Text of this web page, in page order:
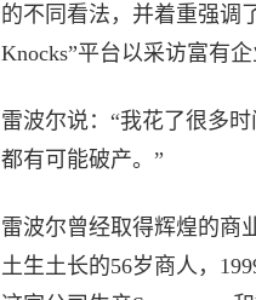
的不同看法，并着重强调
Knocks”平台以采访富有企
雷波尔说：“我花了很多
都有可能破产。”
雷波尔曾经取得辉煌的商
土生土长的56岁商人，